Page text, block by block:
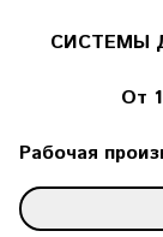
СИСТЕМЫ
От
Рабочая